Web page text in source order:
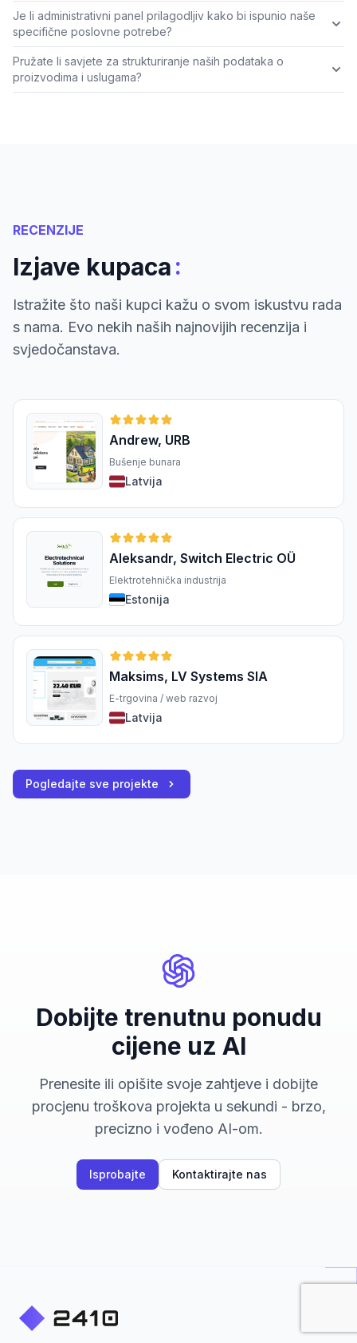
Je li administrativni panel prilagodljiv kako bi ispunio naše
specifične poslovne potrebe?
Pružate li savjete za strukturiranje naših podataka o
proizvodima i uslugama?
RECENZIJE
Izjave kupaca:
Istražite što naši kupci kažu o svom iskustvu rada
s nama. Evo nekih naših najnovijih recenzija i
svjedočanstava.
Andrew, URB
Bušenje bunara
Latvija
Aleksandr, Switch Electric OÜ
Elektrotehnička industrija
Estonija
Maksims, LV Systems SIA
E-trgovina / web razvoj
Latvija
Pogledajte sve projekte
Dobijte trenutnu ponudu
cijene uz AI
Prenesite ili opišite svoje zahtjeve i dobijte
procjenu troškova projekta u sekundi - brzo,
precizno i vođeno AI-om.
Isprobajte Kontaktirajte nas